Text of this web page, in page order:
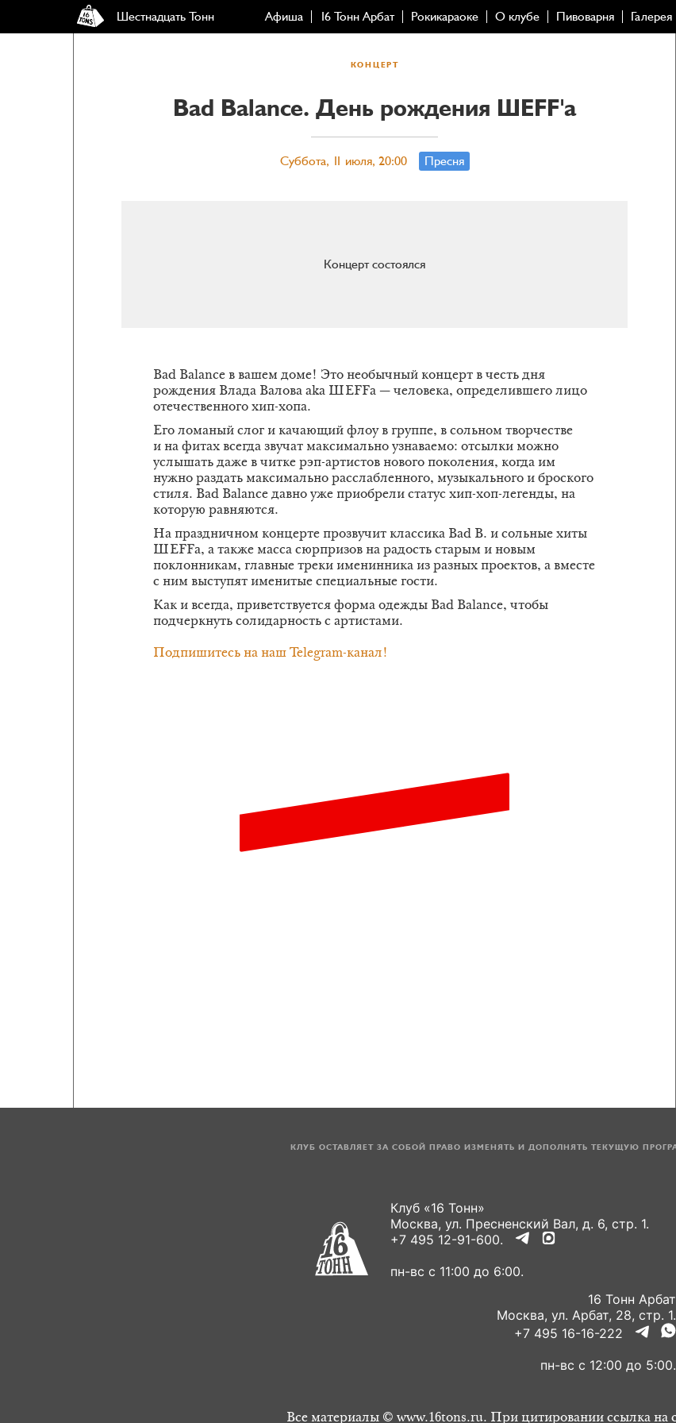
Шестнадцать Тонн Афиша 16 Тонн Арбат Рокикараоке О клубе Пивоварня Галерея
КОНЦЕРТ
Bad Balance. День рождения ШЕFF'а
Суббота, 11 июля, 20:00 Пресня
Концерт состоялся
Bad Balance в вашем доме! Это необычный концерт в честь дня
рождения Влада Валова aka ШЕFFа — человека, определившего лицо
отечественного хип-хопа.
Его ломаный слог и качающий флоу в группе, в сольном творчестве
и на фитах всегда звучат максимально узнаваемо: отсылки можно
услышать даже в читке рэп-артистов нового поколения, когда им
нужно раздать максимально расслабленного, музыкального и броского
стиля. Bad Balance давно уже приобрели статус хип-хоп-легенды, на
которую равняются.
На праздничном концерте прозвучит классика Bad B. и сольные хиты
ШЕFFа, а также масса сюрпризов на радость старым и новым
поклонникам, главные треки именинника из разных проектов, а вместе
с ним выступят именитые специальные гости.
Как и всегда, приветствуется форма одежды Bad Balance, чтобы
подчеркнуть солидарность с артистами.
Подпишитесь на наш Telegram-канал!
КЛУБ ОСТАВЛЯЕТ ЗА СОБОЙ ПРАВО ИЗМЕНЯТЬ И ДОПОЛНЯТЬ ТЕКУЩУЮ
Клуб «16 Тонн»
Москва, ул. Пресненский Вал, д. 6, стр. 1.
+7 495 12-91-600.
пн-вс с 11:00 до 6:00.
16 Тонн Арбат
Москва, ул. Арбат, 28, стр. 1.
+7 495 16-16-222
пн-вс с 12:00 до 5:00.
Все материалы © www.16tons.ru. При цитировании ссылка на